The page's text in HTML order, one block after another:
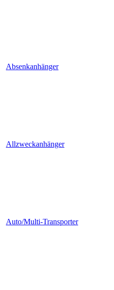
Absenkanhänger
Allzweckanhänger
Auto/Multi-Transporter